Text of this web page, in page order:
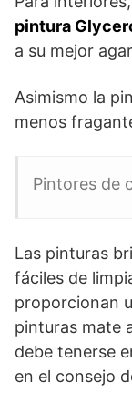
pintura
a su mejor
Asimismo la
menos
Pintores de
Las pinturas
fáciles de
proporcionan
pinturas mate
debe tenerse
en el consejo